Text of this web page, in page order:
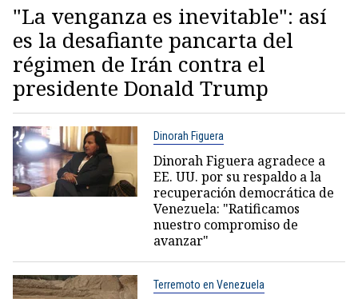
"La venganza es inevitable": así
es la desafiante pancarta del
régimen de Irán contra el
presidente Donald Trump
Dinorah Figuera
Dinorah Figuera agradece a
EE. UU. por su respaldo a la
recuperación democrática de
Venezuela: "Ratificamos
nuestro compromiso de
avanzar"
Terremoto en Venezuela